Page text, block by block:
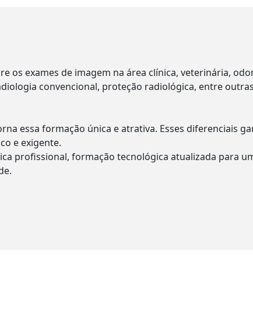
os exames de imagem na área clínica, veterinária,
convencional, proteção radiológica, entre
essa formação única e atrativa. Esses diferenciais
e exigente.
profissional, formação tecnológica atualizada para